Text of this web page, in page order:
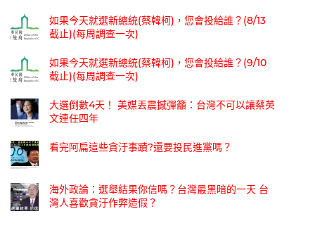
如果今天就選新總統(蔡韓柯)，您會投給誰？(8/13
截止)(每周調查一次)
如果今天就選新總統(蔡韓柯)，您會投給誰？(9/10
截止)(每周調查一次)
大選倒數4天！ 美媒丟震撼彈籲：台灣不可以讓蔡英
文連任四年
看完阿扁這些貪汙事蹟?還要投民進黨嗎？
海外政論：選舉結果你信嗎？台灣最黑暗的一天 台
灣人喜歡貪汙作弊造假？